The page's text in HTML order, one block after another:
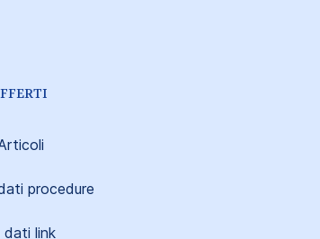
procedure
dati link